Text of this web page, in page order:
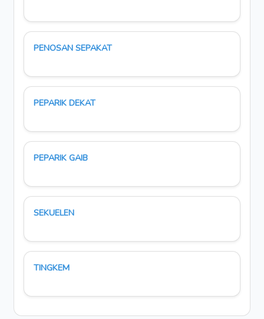
PENOSAN SEPAKAT
PEPARIK DEKAT
PEPARIK GAIB
SEKUELEN
TINGKEM